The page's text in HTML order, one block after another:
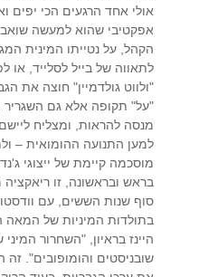
אולי אחד הרגעים הכי יפים
אפקטיבי שהוא למעשה
הקהל, על נטייתו המינית
לתאווה של בייל לסלייד,
"ולווט גולדמיין" חוצה את
"על" תקופה אלא גם
מנסה להראות, ומצליח
למען התנועה ההומואית –
מוסכמה קיימת של ייצוגי
בראש ובראשונה, זו
סוף שנות הששים, עם
בתולדות המיניות של
היינז בראיון, "השחרור
שובניסטים והומופובים".